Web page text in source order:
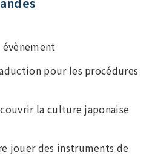
pour les procédures
la culture japonaise
jouer des instruments de